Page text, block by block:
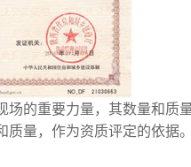
的重要力量，其数量和质
量，作为资质评定的依据